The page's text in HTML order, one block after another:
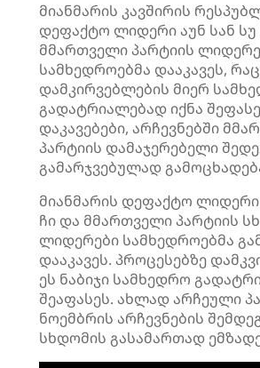
მიანმარის კავშირის
დეფაქტო ლიდერი აუნ სან სუ
მმართველი პარტიის
სამხედროებმა დააკავეს,
დამკირვებლების მიერ
გადატრიალებად იქნა
დაკავებები, არჩევნებში
პარტიის დამაჯერებელი
გამარჯვებულად
მიანმარის დეფაქტო ლიდერი
ჩი და მმართველი პარტიის
ლიდერები სამხედროებმა
დააკავეს. პროცესებზე
ეს ნაბიჯი სამხედრო
შეაფასეს. ახლად არჩეული
ნოემბრის არჩევნების
სხდომის გასამართად